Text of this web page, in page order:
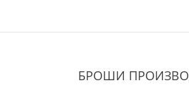
БРОШИ